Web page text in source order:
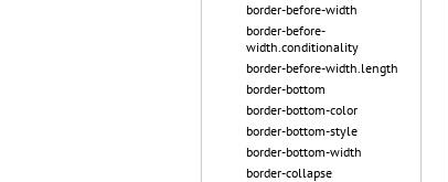
border-before-width
border-before-
width.conditionality
border-before-width.length
border-bottom
border-bottom-color
border-bottom-style
border-bottom-width
border-collapse